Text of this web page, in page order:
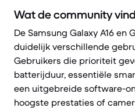
Wat de community
De Samsung Galaxy A16 en
duidelijk verschillende
Gebruikers die prioriteit
batterijduur, essentiële
een uitgebreide software-
hoogste prestaties of